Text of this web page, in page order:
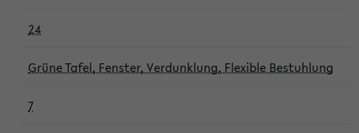
24
Grüne Tafel, Fenster, Verdunklung, Flexible Bestuhlung
7